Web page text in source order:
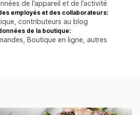
de l’appareil et de l’activité
employés et des collaborateurs:
contributeurs au blog
de la boutique:
Boutique en ligne, autres